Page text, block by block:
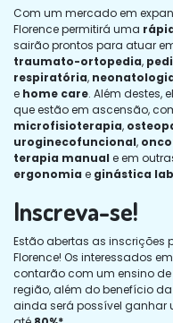
Com um mercado em
Florence permitirá uma
sairão prontos para atuar
traumato-ortopedia,
respiratória,
e home care. Além destes,
que estão em ascensão,
microfisioterapia,
uroginecofuncional,
terapia manual e em
ergonomia e ginástica
Inscreva-se!
Estão abertas as inscrições
Florence! Os interessados
contarão com um ensino
região, além do benefício da
ainda será possível ganhar